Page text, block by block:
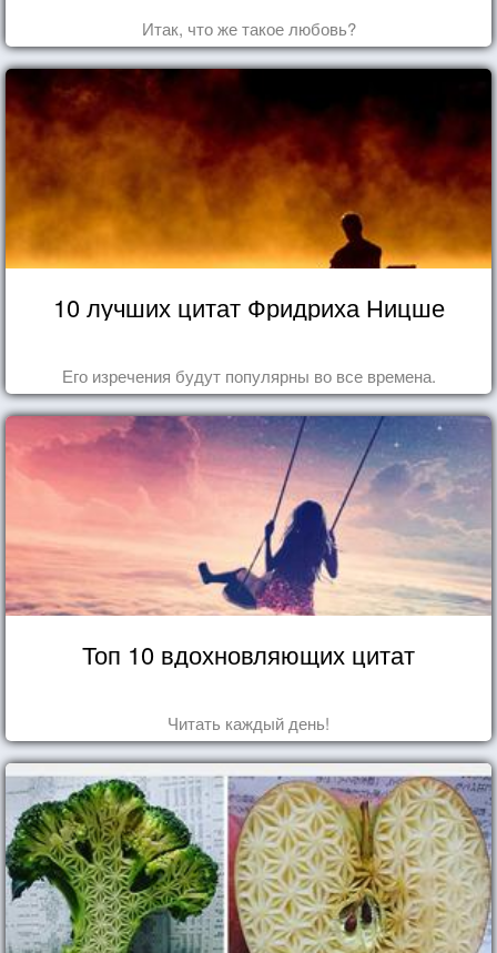
Итак, что же такое любовь?
10 лучших цитат Фридриха Ницше
Его изречения будут популярны во все времена.
Топ 10 вдохновляющих цитат
Читать каждый день!